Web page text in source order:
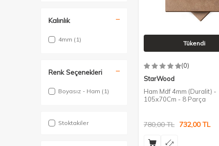
Kalınlık
4mm (1)
Renk Seçenekleri
Boyasız - Ham (1)
Stoktakiler
Tükendi
(0)
StarWood
Ham Mdf 4mm (Duralit) -
105x70Cm - 8 Parça
780,00TL 732,00TL